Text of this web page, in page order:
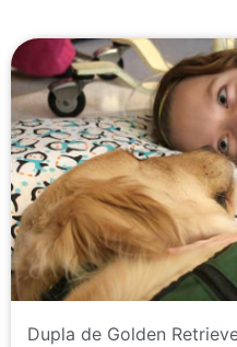
Dupla de Golden